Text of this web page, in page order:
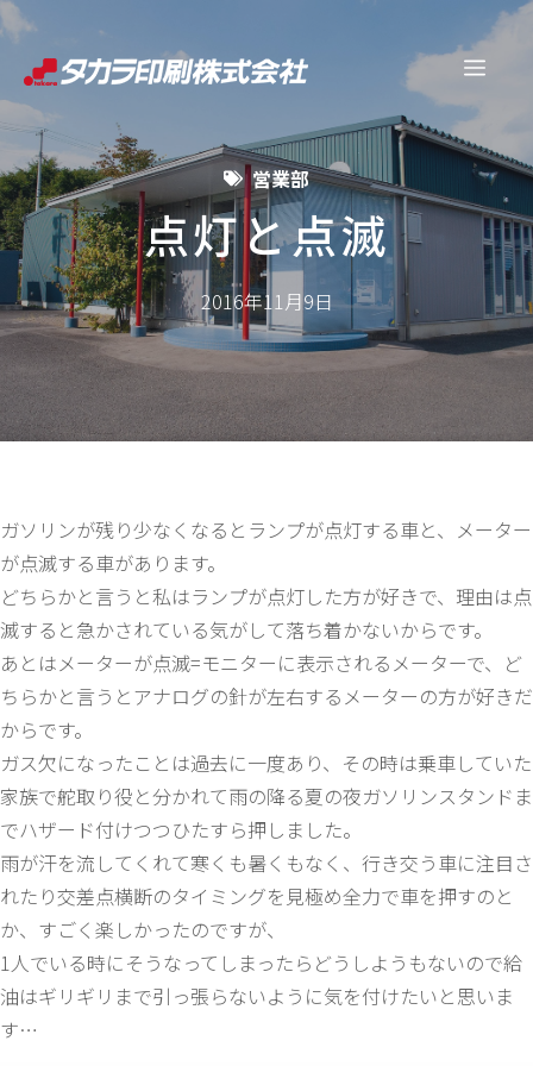
コ
ン
へ
ス
キ
プ
メ
ュ
ー
営業部
点灯と点滅
2016年11月9日
ガソリンが残り少なくなるとランプが点灯する車と、メーター
が点滅する車があります。
どちらかと言うと私はランプが点灯した方が好きで、理由は点
滅すると急かされている気がして落ち着かないからです。
あとはメーターが点滅=モニターに表示されるメーターで、ど
ちらかと言うとアナログの針が左右するメーターの方が好きだ
からです。
ガス欠になったことは過去に一度あり、その時は乗車していた
家族で舵取り役と分かれて雨の降る夏の夜ガソリンスタンドま
でハザード付けつつひたすら押しました。
雨が汗を流してくれて寒くも暑くもなく、行き交う車に注目さ
れたり交差点横断のタイミングを見極め全力で車を押すのと
か、すごく楽しかったのですが、
1人でいる時にそうなってしまったらどうしようもないので給
油はギリギリまで引っ張らないように気を付けたいと思いま
す…